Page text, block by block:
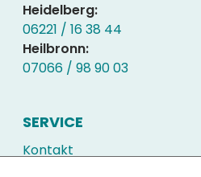
Heidelberg:
06221 / 16 38 44
Heilbronn:
07066 / 98 90 03
SERVICE
Kontakt